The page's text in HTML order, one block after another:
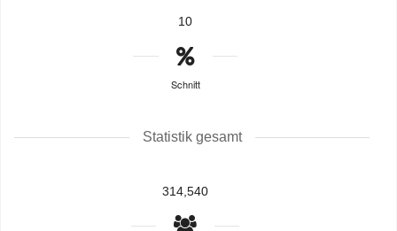
10
Schnitt
Statistik gesamt
314,540